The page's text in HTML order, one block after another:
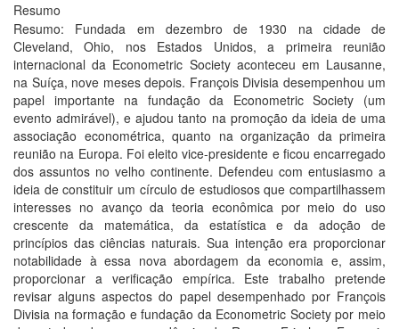
Resumo
Resumo: Fundada em dezembro de 1930 na cidade de
Cleveland, Ohio, nos Estados Unidos, a primeira reunião
internacional da Econometric Society aconteceu em Lausanne,
na Suíça, nove meses depois. François Divisia desempenhou um
papel importante na fundação da Econometric Society (um
evento admirável), e ajudou tanto na promoção da ideia de uma
associação econométrica, quanto na organização da primeira
reunião na Europa. Foi eleito vice-presidente e ficou encarregado
dos assuntos no velho continente. Defendeu com entusiasmo a
ideia de constituir um círculo de estudiosos que compartilhassem
interesses no avanço da teoria econômica por meio do uso
crescente da matemática, da estatística e da adoção de
princípios das ciências naturais. Sua intenção era proporcionar
notabilidade à essa nova abordagem da economia e, assim,
proporcionar a verificação empírica. Este trabalho pretende
revisar alguns aspectos do papel desempenhado por François
Divisia na formação e fundação da Econometric Society por meio